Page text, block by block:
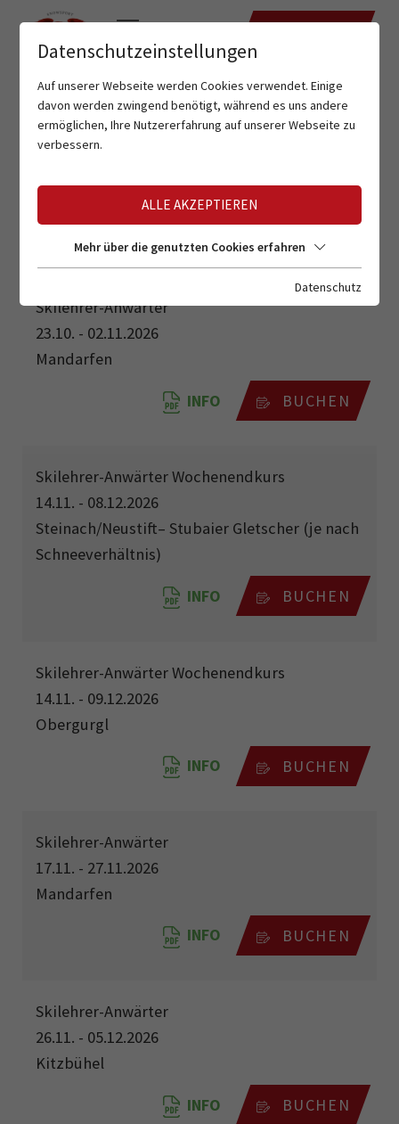
SKILEHRER-ANWÄRTER
Skilehrer-Anwärter
23.10. - 02.11.2026
Mandarfen
INFO BUCHEN
Skilehrer-Anwärter Wochenendkurs
14.11. - 08.12.2026
Steinach/Neustift– Stubaier Gletscher (je nach
Schneeverhältnis)
INFO BUCHEN
Skilehrer-Anwärter Wochenendkurs
14.11. - 09.12.2026
Obergurgl
INFO BUCHEN
Skilehrer-Anwärter
17.11. - 27.11.2026
Mandarfen
INFO BUCHEN
Skilehrer-Anwärter
26.11. - 05.12.2026
Kitzbühel
INFO BUCHEN
Datenschutzeinstellungen
Auf unserer Webseite werden Cookies verwendet. Einige
davon werden zwingend benötigt, während es uns andere
ermöglichen, Ihre Nutzererfahrung auf unserer Webseite zu
verbessern.
ALLE AKZEPTIEREN
Mehr über die genutzten Cookies erfahren
Datenschutz